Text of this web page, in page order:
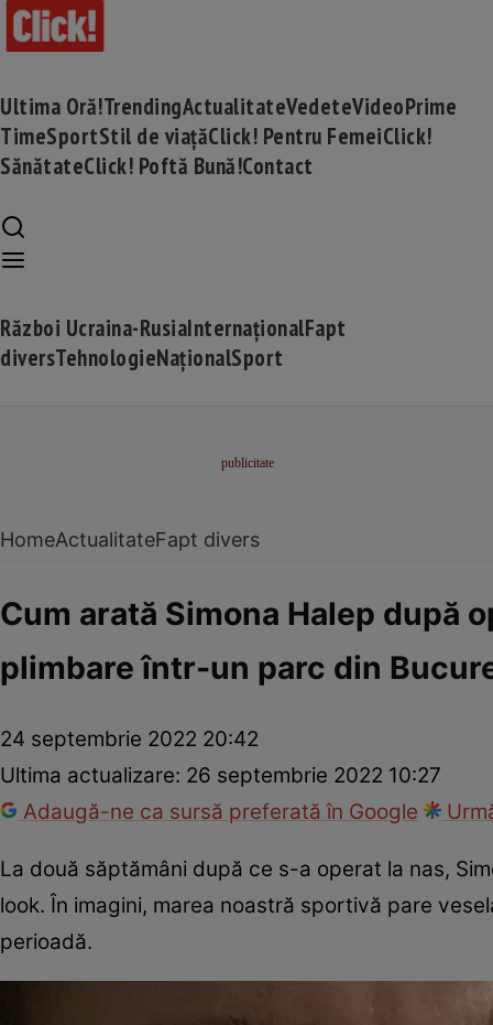
Ultima Oră!TrendingActualitateVedeteVideoPrime
TimeSportStil de viațăClick! Pentru FemeiClick!
SănătateClick! Poftă Bună!Contact
Război Ucraina-RusiaInternaționalFapt
diversTehnologieNaționalSport
HomeActualitateFapt divers
Cum arată Simona Halep după
plimbare într-un parc din
24 septembrie 2022 20:42
Ultima actualizare: 26 septembrie 2022 10:27
Adaugă-ne ca sursă preferată în Google
La două săptămâni după ce s-a operat la nas,
look. În imagini, marea noastră sportivă pare
perioadă.